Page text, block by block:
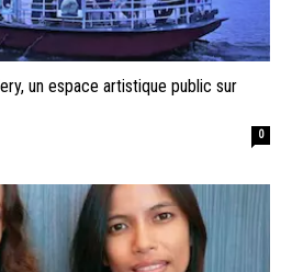
un espace artistique public sur
0